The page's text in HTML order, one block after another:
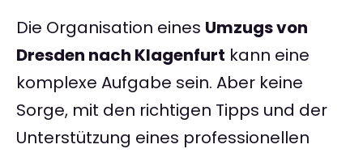
Die Organisation eines Umzugs von
Dresden nach Klagenfurt kann eine
komplexe Aufgabe sein. Aber keine
Sorge, mit den richtigen Tipps und der
Unterstützung eines professionellen